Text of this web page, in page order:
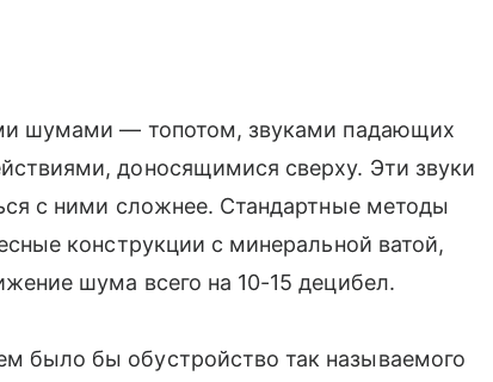
шумами — топотом, звуками падающих
доносящимися сверху. Эти звуки
с ними сложнее. Стандартные методы
конструкции с минеральной ватой,
шума всего на 10-15 децибел.
было бы обустройство так называемого